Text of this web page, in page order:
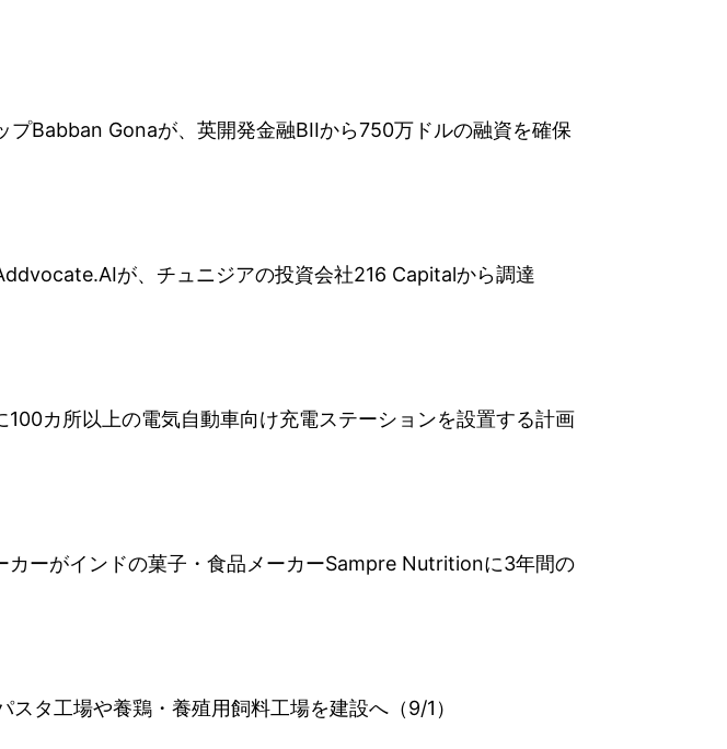
Babban Gonaが、英開発金融BIIから750万ドルの融資を確保
が、チュニジアの投資会社216 Capitalから調達
カ所以上の電気自動車向け充電ステーションを設置する計画
ーがインドの菓子・食品メーカーSampre Nutritionに3年間の
タ工場や養鶏・養殖用飼料工場を建設へ（9/1）